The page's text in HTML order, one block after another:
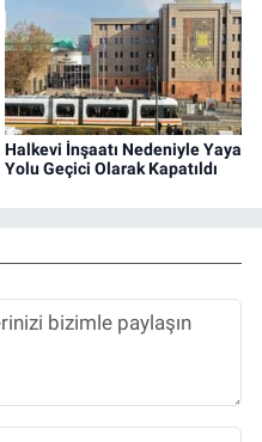
Halkevi İnşaatı Nedeniyle Yaya
Yolu Geçici Olarak Kapatıldı